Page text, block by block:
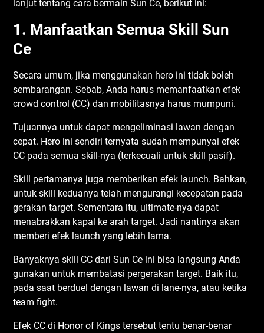
lanjut tentang cara bermain Sun Ce, berikut ini:
1. Manfaatkan Semua Skill Sun
Ce
Secara umum, jika menggunakan hero ini tidak boleh
sembarangan. Sebab, Anda harus memanfaatkan efek
crowd control (CC) dan mobilitasnya harus mumpuni.
Tujuannya untuk dapat mengeliminasi lawan dengan
cepat. Hero ini sendiri ternyata sudah mempunyai efek
CC pada semua skill-nya (terkecuali untuk skill pasif).
Skill pertamanya juga memberikan efek launch. Bahkan,
untuk skill keduanya telah mengurangi kecepatan pada
gerakan target. Sementara itu, ultimate-nya dapat
menabrakkan kapal ke arah target. Jadi nantinya akan
memberi efek launch yang lebih lama.
Banyaknya skill CC dari Sun Ce ini bisa langsung Anda
gunakan untuk membatasi pergerakan target. Baik itu,
pada saat berduel dengan lawan di lane-nya, atau ketika
team fight.
Efek CC di Honor of Kings tersebut tentu benar-benar